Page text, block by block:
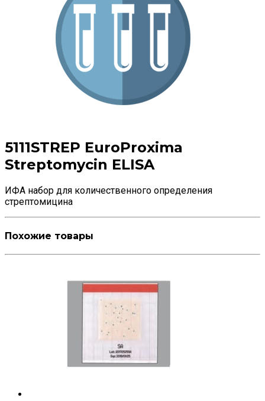
5111STREP EuroProxima
Streptomycin ELISA
ИФА набор для количественного определения
стрептомицина
Похожие товары